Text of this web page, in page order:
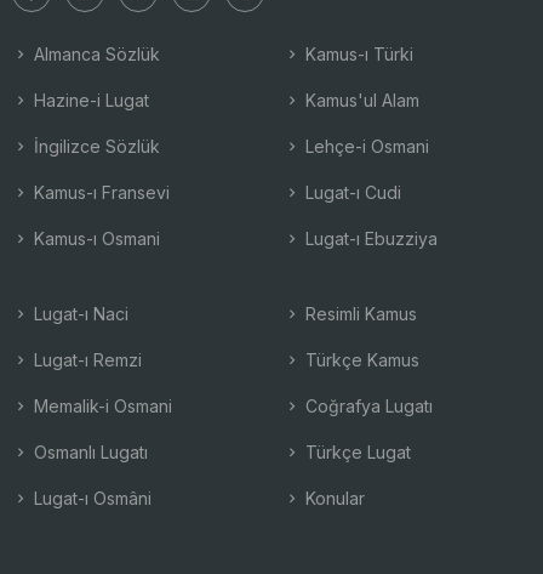
Almanca Sözlük
Hazine-i Lugat
İngilizce Sözlük
Kamus-ı Fransevi
Kamus-ı Osmani
Kamus-ı Türki
Kamus'ul Alam
Lehçe-i Osmani
Lugat-ı Cudi
Lugat-ı Ebuzziya
Lugat-ı Naci
Lugat-ı Remzi
Memalik-i Osmani
Osmanlı Lugatı
Lugat-ı Osmâni
Resimli Kamus
Türkçe Kamus
Coğrafya Lugatı
Türkçe Lugat
Konular